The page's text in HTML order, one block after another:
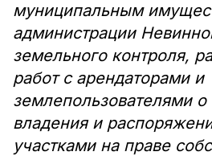
муниципальным
администрации
земельного контроля,
работ с арендаторами и
землепользователями
владения и
участками на праве